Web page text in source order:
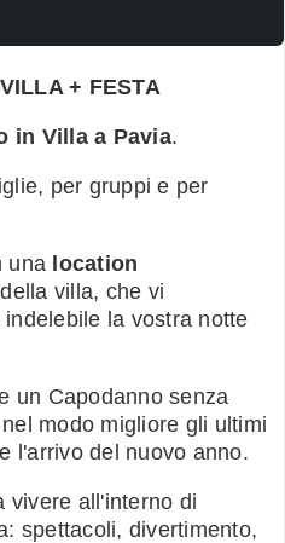
+ FESTA
in Villa a Pavia.
per gruppi e per
una location
villa, che vi
la vostra notte
un Capodanno senza
modo migliore gli ultimi
l'arrivo del nuovo anno.
vivere all'interno di
spettacoli, divertimento,